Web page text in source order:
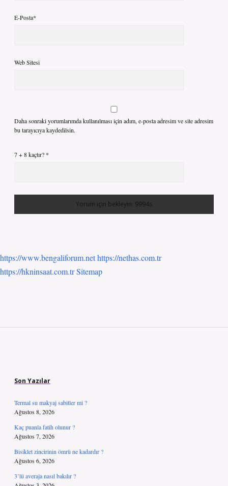
E-Posta*
Web Sitesi
Daha sonraki yorumlarımda kullanılması için adım, e-posta adresim ve site adresim
bu tarayıcıya kaydedilsin.
7 + 8 kaçtır? *
https://www.bengaliforum.nethttps://nethas.com.tr
https://hkninsaat.com.trSitemap
Son Yazılar
Termal su makyaj sabitler mi ?
Ağustos 8, 2026
Kaç puanla fatih olunur ?
Ağustos 7, 2026
Bisiklet zincirinin ömrü ne kadardır ?
Ağustos 6, 2026
3’lü averaja nasıl bakılır ?